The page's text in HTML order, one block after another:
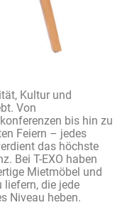
Kultur und
Von
bis hin zu
Feiern – jedes
das höchste
Bei T-EXO haben
Mietmöbel und
liefern, die jede
Niveau heben.